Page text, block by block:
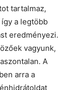
tartalmaz,
a legtöbb
eredményezi.
vagyunk,
A
arra a